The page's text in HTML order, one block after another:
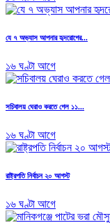
যে ৭ অভ্যাস আপনার হৃদরোগের...
১৬ ঘণ্টা আগে
সচিবালয় ঘেরাও করতে গেল ১১...
১৬ ঘণ্টা আগে
রাষ্ট্রপতি নির্বাচন ২০ আগস্ট
১৬ ঘণ্টা আগে